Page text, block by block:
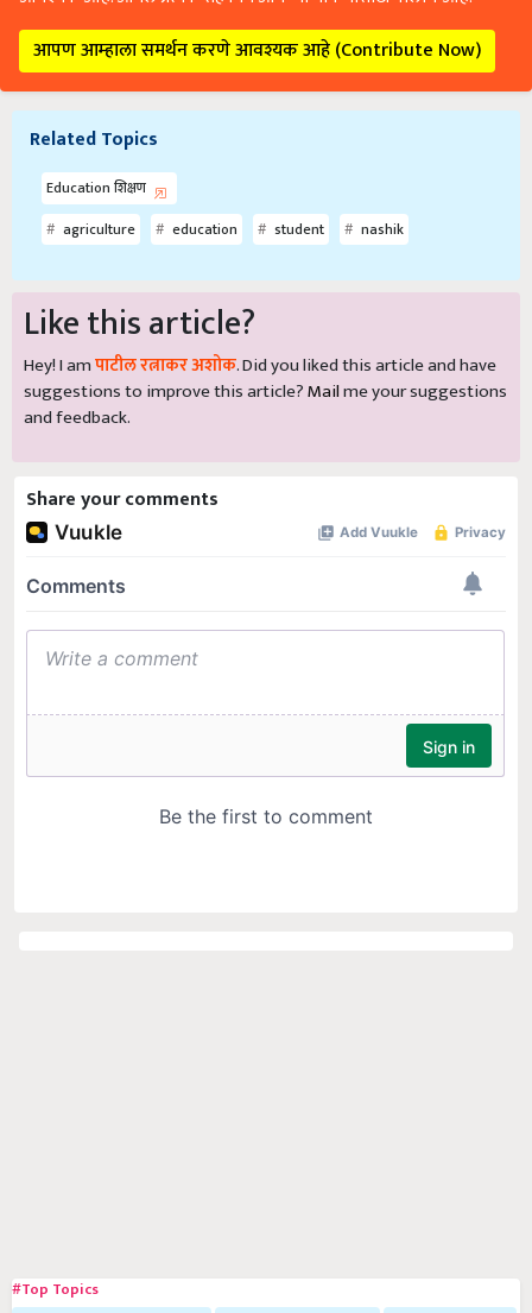
आपण आम्हाला समर्थन करणे आवश्यक आहे (Contribute Now)
Related Topics
Education शिक्षण
agriculture
education student nashik
Like this article?
Hey! I amपाटील रत्नाकर अशोक. Did you liked this article and have
suggestions to improve this article?Mailme your suggestions
and feedback.
Share your comments
#Top Topics